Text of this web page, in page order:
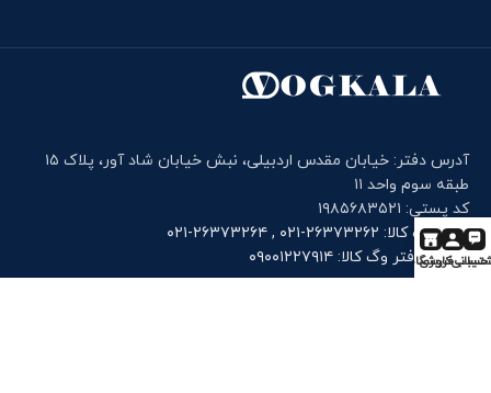
آدرس دفتر: خیابان مقدس اردبیلی، نبش خیابان شاد آور، پلاک ۱۵
طبقه سوم واحد ۱۱
کد پستی: ۱۹۸۵۶۸۳۵۲۱
تلفن وگ کالا: ۲۶۳۷۳۲۶۲-۰۲۱ , ۲۶۳۷۳۲۶۴-۰۲۱
موبایل دفتر وگ کالا: ۰۹۰۰۱۲۲۷۹۱۴
حساب کاربری
فروشگاه